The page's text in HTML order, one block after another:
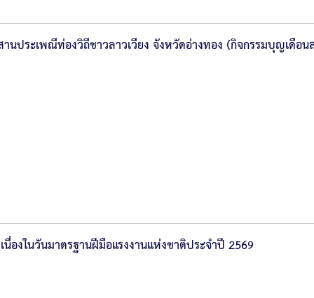
นประเพณีท่องวิถีชาวลาวเวียง จังหวัดอ่างทอง (กิจกรรมบุญเดือน
องในวันมาตรฐานฝีมือแรงงานแห่งชาติประจำปี 2569